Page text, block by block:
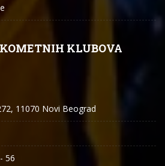
KLUBOVA
11070 Novi Beograd
56